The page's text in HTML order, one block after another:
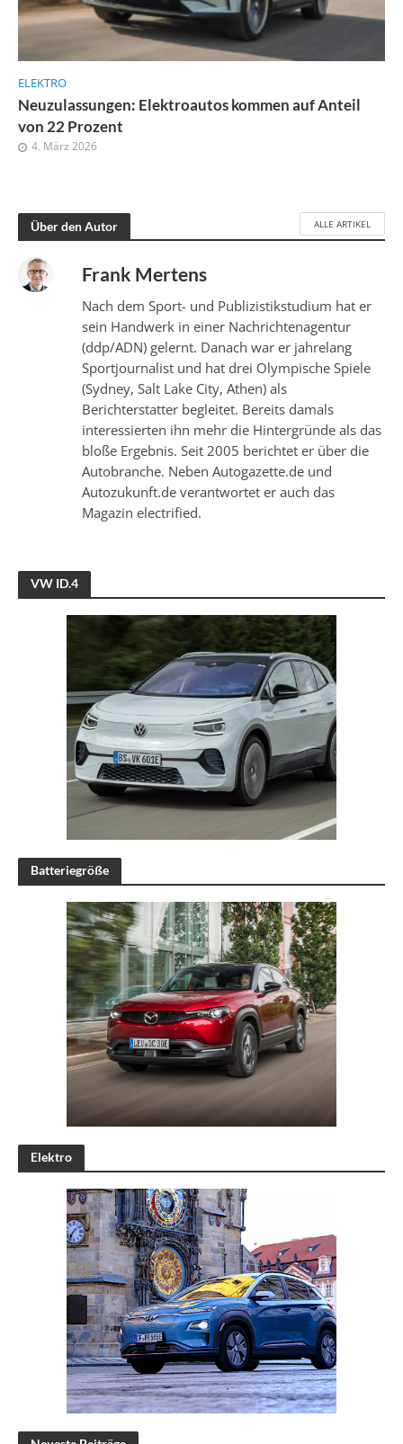
ELEKTRO
Neuzulassungen: Elektroautos kommen auf Anteil
von 22 Prozent
4. März 2026
Über den Autor ALLE ARTIKEL
Frank Mertens
Nach dem Sport- und Publizistikstudium hat er
sein Handwerk in einer Nachrichtenagentur
(ddp/ADN) gelernt. Danach war er jahrelang
Sportjournalist und hat drei Olympische Spiele
(Sydney, Salt Lake City, Athen) als
Berichterstatter begleitet. Bereits damals
interessierten ihn mehr die Hintergründe als das
bloße Ergebnis. Seit 2005 berichtet er über die
Autobranche. Neben Autogazette.de und
Autozukunft.de verantwortet er auch das
Magazin electrified.
VW ID.4
Batteriegröße
Elektro